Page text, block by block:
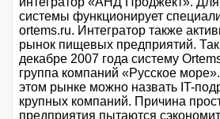
системы функционирует
ortems.ru. Интегратор также
рынок пищевых предприятий.
декабре 2007 года систему
группа компаний «Русское
этом рынке можно назвать IT-
крупных компаний. Причина
предприятия пытаются